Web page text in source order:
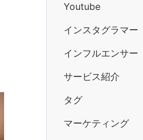
Youtube
インスタグラマー
インフルエンサー
サービス紹介
タグ
マーケティング